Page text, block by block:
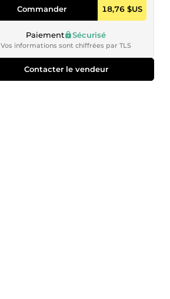
Commander 18,76 $US
Paiement Sécurisé
Vos informations sont chiffrées par TLS
Contacter le vendeur